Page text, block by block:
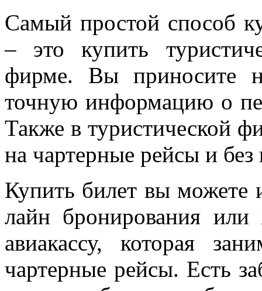
Самый простой способ
– это купить
фирме. Вы приносите
точную информацию о
Также в туристической
на чартерные рейсы и без
Купить билет вы можете
лайн бронирования
авиакассу, которая
чартерные рейсы. Есть